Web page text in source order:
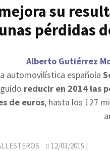
su
pérdidas
Alberto Gutiérrez
automovilística española
reducir en 2014 las
de euros, hasta los 127
12/03/2015 |